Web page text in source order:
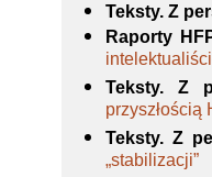
Teksty. Z
Raporty
Teksty. Z
przyszłością
Teksty. Z
„stabilizacji”